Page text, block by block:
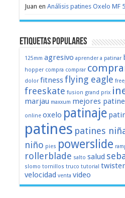
Juan en Análisis patines Oxelo MF
Etiquetas populares
125mm agresivo aprender a patinar
hopper compra comprar
dolor fitnessflying eagle
freeskate fusion grand prix
marjau maxxum mejores
online oxelo patinaje
patines patines
niño pies powerslide
rollerblade salto salud
slomo tornillos truco tutorial twister
velocidad venta video